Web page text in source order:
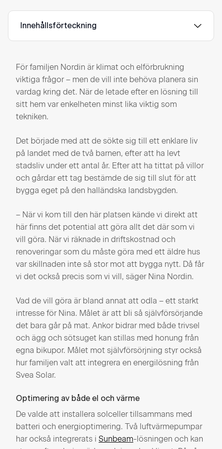
Innehållsförteckning
För familjen Nordin är klimat och elförbrukning
viktiga frågor – men de vill inte behöva planera sin
vardag kring det. När de letade efter en lösning till
sitt hem var enkelheten minst lika viktig som
tekniken.
Det började med att de sökte sig till ett enklare liv
på landet med de två barnen, efter att ha levt
stadsliv under ett antal år. Efter att ha tittat på villor
och gårdar ett tag bestämde de sig till slut för att
bygga eget på den halländska landsbygden.
– När vi kom till den här platsen kände vi direkt att
här finns det potential att göra allt det där som vi
vill göra. När vi räknade in driftskostnad och
renoveringar som du måste göra med ett äldre hus
var skillnaden inte så stor mot att bygga nytt. Då får
vi det också precis som vi vill, säger Nina Nordin.
Vad de vill göra är bland annat att odla – ett starkt
intresse för Nina. Målet är att bli så självförsörjande
det bara går på mat. Ankor bidrar med både trivsel
och ägg och sötsuget kan stillas med honung från
egna bikupor. Målet mot självförsörjning styr också
hur familjen valt att integrera en energilösning från
Svea Solar.
Optimering av både el och värme
De valde att installera solceller tillsammans med
batteri och energioptimering. Två luftvärmepumpar
har också integrerats i Sunbeam-lösningen och kan